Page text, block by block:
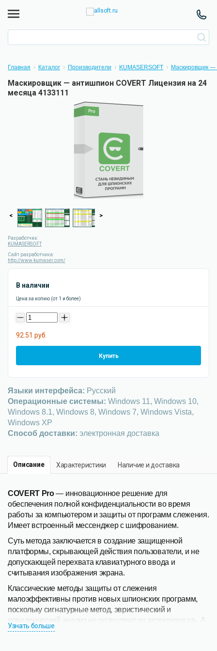
Главная Каталог Производители KUMASERSOFT Маскировщик —
Маскировщик — антишпион COVERT Лицензия на 24
месяца 4133111
< >
Разработчик:
KUMASERSOFT
Сайт разработчика:
http://www.kumaser.com/
В наличии
Цена за копию (от 1 и более)
- +
92.51 руб.
Купить
Языки интерфейса: Русский
Операционные системы: Windows 11, Windows 10,
Windows 8.1, Windows 8, Windows 7, Windows Vista,
Windows XP
Способ доставки: электронная доставка
Описание Характеристики Наличие и доставка
COVERT Pro— инновационное решение для
обеспечения полной конфиденциальности во время
работы за компьютером и защиты от программ слежения.
Имеет встроенный мессенджер с шифрованием.
Суть метода заключается в создание защищенной
платформы, скрывающей действия пользователи, и не
допускающей перехвата клавиатурного ввода и
считывания изображения экрана.
Классические методы защиты от слежения
малоэффективны против новых шпионских программ,
поскольку сигнатурные метод, эвристический и
поведенческий анализ не позволяют их детектировать. А
использование киберпреступниками легальных
Узнать больше